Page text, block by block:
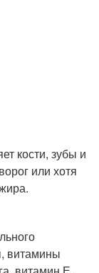
кости, зубы и
или хотя
витамины